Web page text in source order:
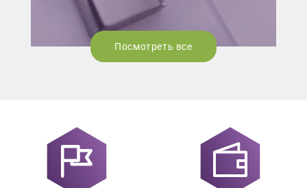
Посмотреть все